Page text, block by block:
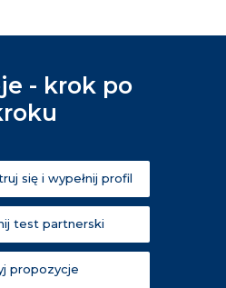
- krok po
się i wypełnij profil
test partnerski
propozycje